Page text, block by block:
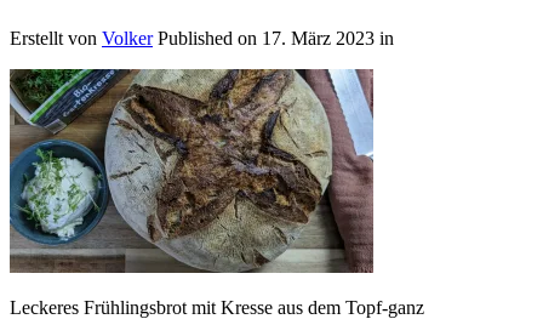
Erstellt von Volker Published on 17. März 2023 in
Leckeres Frühlingsbrot mit Kresse aus dem Topf-ganz